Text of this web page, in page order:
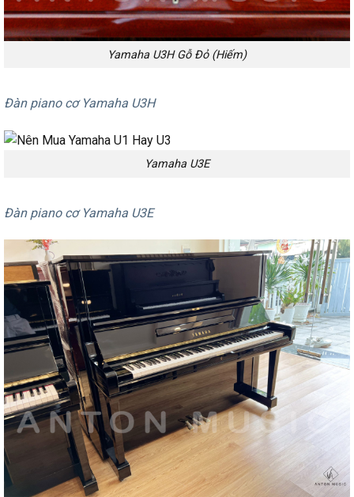
Yamaha U3H Gỗ Đỏ (Hiếm)
Đàn piano cơ Yamaha U3H
Yamaha U3E
Đàn piano cơ Yamaha U3E